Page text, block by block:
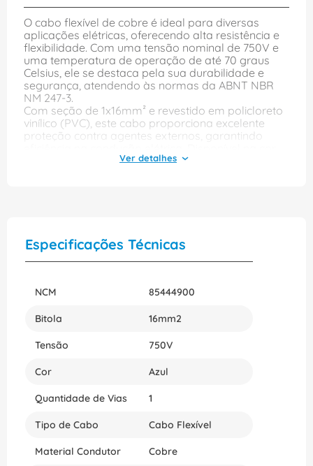
O cabo flexível de cobre é ideal para diversas
aplicações elétricas, oferecendo alta resistência e
flexibilidade. Com uma tensão nominal de 750V e
uma temperatura de operação de até 70 graus
Celsius, ele se destaca pela sua durabilidade e
segurança, atendendo às normas da ABNT NBR
NM 247-3.
Com seção de 1x16mm² e revestido em policloreto
vinílico (PVC), este cabo proporciona excelente
proteção contra agentes externos, garantindo
azul, ele é perfeito para quem busca um produto
Especificações Técnicas
NCM 85444900
Bitola 16mm2
Tensão 750V
Cor Azul
Quantidade de Vias 1
Tipo de Cabo Cabo Flexível
Material Condutor Cobre